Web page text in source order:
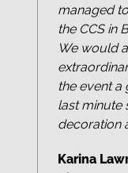
managed
the CCS in
We would
the event a
last minute
decoration
Karina